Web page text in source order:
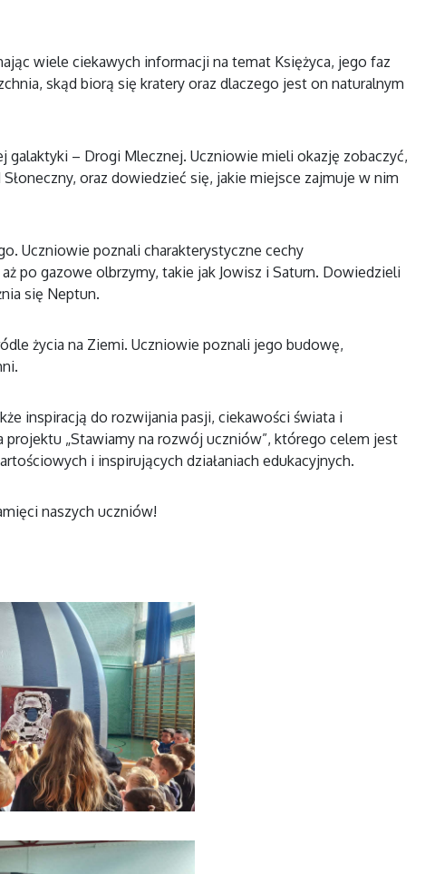
wiele ciekawych informacji na temat Księżyca, jego faz
skąd biorą się kratery oraz dlaczego jest on naturalnym
– Drogi Mlecznej. Uczniowie mieli okazję zobaczyć,
oraz dowiedzieć się, jakie miejsce zajmuje w nim
Uczniowie poznali charakterystyczne cechy
po gazowe olbrzymy, takie jak Jowisz i Saturn. Dowiedzieli
się Neptun.
życia na Ziemi. Uczniowie poznali jego budowę,
inspiracją do rozwijania pasji, ciekawości świata i
„Stawiamy na rozwój uczniów”, którego celem jest
i inspirujących działaniach edukacyjnych.
naszych uczniów!